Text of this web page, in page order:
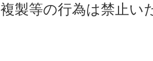
複製等の行為は禁止い